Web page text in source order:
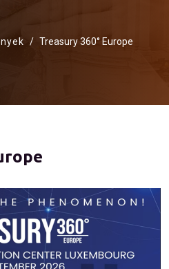
Treasury 360° Europe